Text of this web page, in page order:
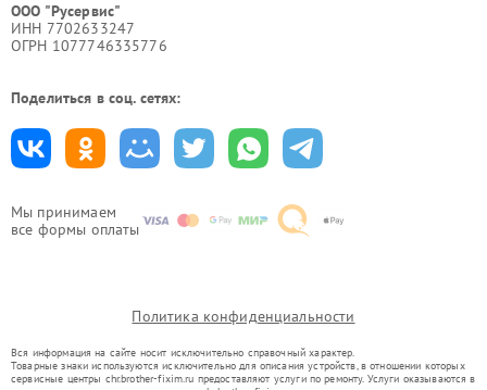
Мы принимаем
все формы оплаты
ООО "Русервис"
ИНН 7702633247
ОГРН 1077746335776
Поделиться в соц. сетях:
Политика конфиденциальности
Вся информация на сайте носит исключительно справочный характер.
Товарные знаки используются исключительно для описания устройств, в отношении которых
сервисные центры chr.brother-fixim.ru предоставляют услуги по ремонту. Услуги оказываются в